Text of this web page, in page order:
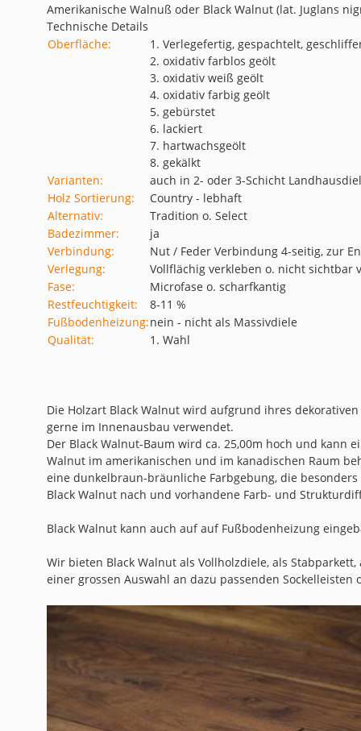
Amerikanische Walnuß oder Black Walnut (lat. Juglans
Technische Details
Oberfläche:
1. Verlegefertig, gespachtelt,
2. oxidativ farblos geölt
3. oxidativ weiß geölt
4. oxidativ farbig geölt
5. gebürstet
6. lackiert
7. hartwachsgeölt
8. gekälkt
Varianten:
auch in 2- oder 3-Schicht
Holz Sortierung:
Country - lebhaft
Alternativ:
Tradition o. Select
Badezimmer:
ja
Verbindung:
Nut / Feder Verbindung 4-seitig, zur
Verlegung:
Vollflächig verkleben o. nicht sichtbar
Fase:
Microfase o. scharfkantig
Restfeuchtigkeit:
8-11 %
Fußbodenheizung:nein - nicht als Massivdiele
Qualität:
1. Wahl
Die Holzart Black Walnut wird aufgrund ihres
gerne im Innenausbau verwendet.
Der Black Walnut-Baum wird ca. 25,00m hoch und kann
Walnut im amerikanischen und im kanadischen Raum
eine dunkelbraun-bräunliche Farbgebung, die
Black Walnut nach und vorhandene Farb- und
Black Walnut kann auch auf auf Fußbodenheizung
Wir bieten Black Walnut als Vollholzdiele, als
einer grossen Auswahl an dazu passenden